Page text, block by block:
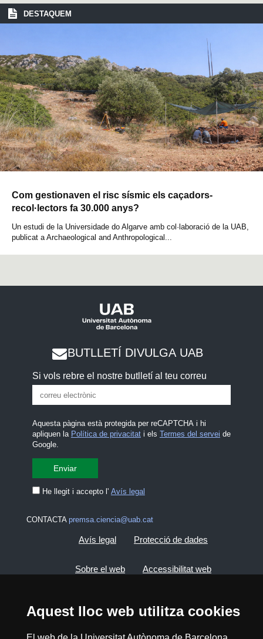
Aquest lloc web utilitza cookies
DESTAQUEM
Com gestionaven el risc sísmic els caçadors-
recol·lectors fa 30.000 anys?
Un estudi de la Universidade do Algarve amb col·laboració de la UAB,
publicat a Archaeological and Anthropological...
BUTLLETÍ DIVULGA UAB
Si vols rebre el nostre butlletí al teu correu
Aquesta pàgina està protegida per reCAPTCHA i hi
apliquen la Política de privacitati els Termes del servei de
Google.
He llegit i accepto l' Avís legal
CONTACTA premsa.ciencia@uab.cat
Avís legal Protecció de dades
Sobre el web Accessibilitat web
2026 Divulga UAB - Creative Commons